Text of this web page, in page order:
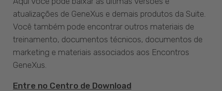
atualizações de GeneXus e demais produtos da Suite.
Você também pode encontrar outros materiais de
treinamento, documentos técnicos, documentos de
marketing e materiais associados aos Encontros
GeneXus.
Entre no Centro de Download